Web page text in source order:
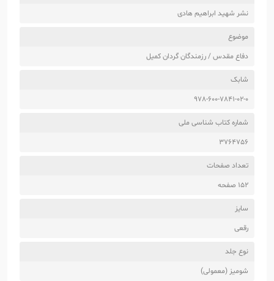
نشر شهید ابراهیم هادی
موضوع
دفاع مقدس / رزمندگان گردان کمیل
شابک
978-600-7841-02-0
شماره کتاب شناسی ملی
3764756
تعداد صفحات
152 صفحه
سایز
رقعی
نوع جلد
شومیز (معمولی)